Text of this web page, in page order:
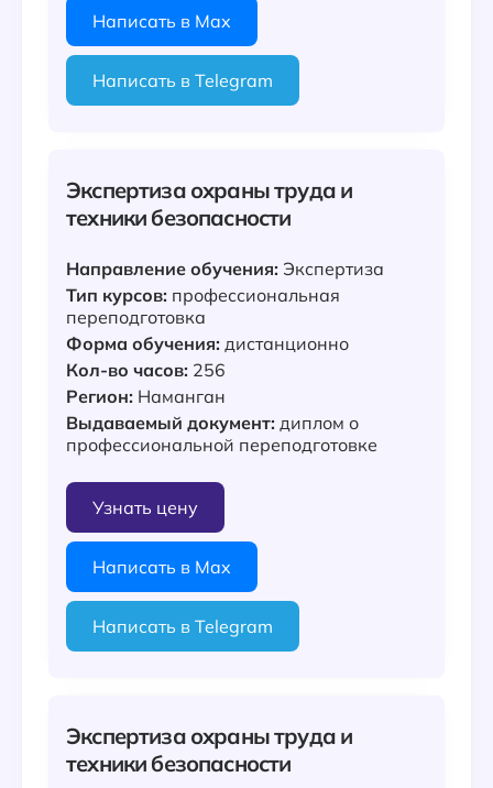
Написать в Max
Написать в Telegram
Экспертиза охраны труда и
техники безопасности
Направление обучения: Экспертиза
Тип курсов: профессиональная
переподготовка
Форма обучения: дистанционно
Кол-во часов: 256
Регион: Наманган
Выдаваемый документ: диплом о
профессиональной переподготовке
Узнать цену
Написать в Max
Написать в Telegram
Экспертиза охраны труда и
техники безопасности